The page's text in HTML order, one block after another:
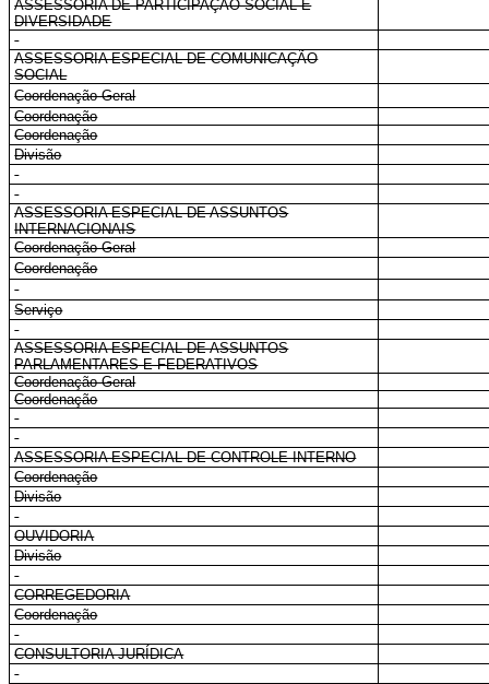
ASSESSORIA DE PARTICIPAÇÃO SOCIAL E
DIVERSIDADE
ASSESSORIA ESPECIAL DE COMUNICAÇÃO
SOCIAL
Coordenação-Geral
Coordenação
Coordenação
Divisão
ASSESSORIA ESPECIAL DE ASSUNTOS
INTERNACIONAIS
Coordenação-Geral
Coordenação
Serviço
ASSESSORIA ESPECIAL DE ASSUNTOS
PARLAMENTARES E FEDERATIVOS
Coordenação-Geral
Coordenação
ASSESSORIA ESPECIAL DE CONTROLE INTERNO
Coordenação
Divisão
OUVIDORIA
Divisão
CORREGEDORIA
Coordenação
CONSULTORIA JURÍDICA